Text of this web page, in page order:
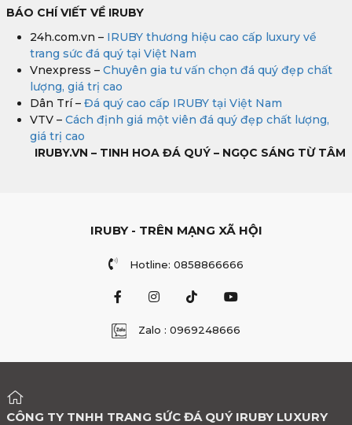
BÁO CHÍ VIẾT VỀ IRUBY
24h.com.vn – IRUBY thương hiệu cao cấp luxury về
trang sức đá quý tại Việt Nam
Vnexpress – Chuyên gia tư vấn chọn đá quý đẹp chất
lượng, giá trị cao
Dân Trí – Đá quý cao cấp IRUBY tại Việt Nam
VTV – Cách định giá một viên đá quý đẹp chất lượng,
giá trị cao
IRUBY.VN – TINH HOA ĐÁ QUÝ – NGỌC SÁNG TỪ TÂM
IRUBY - TRÊN MẠNG XÃ HỘI
Hotline: 0858866666
Zalo : 0969248666
CÔNG TY TNHH TRANG SỨC ĐÁ QUÝ IRUBY LUXURY